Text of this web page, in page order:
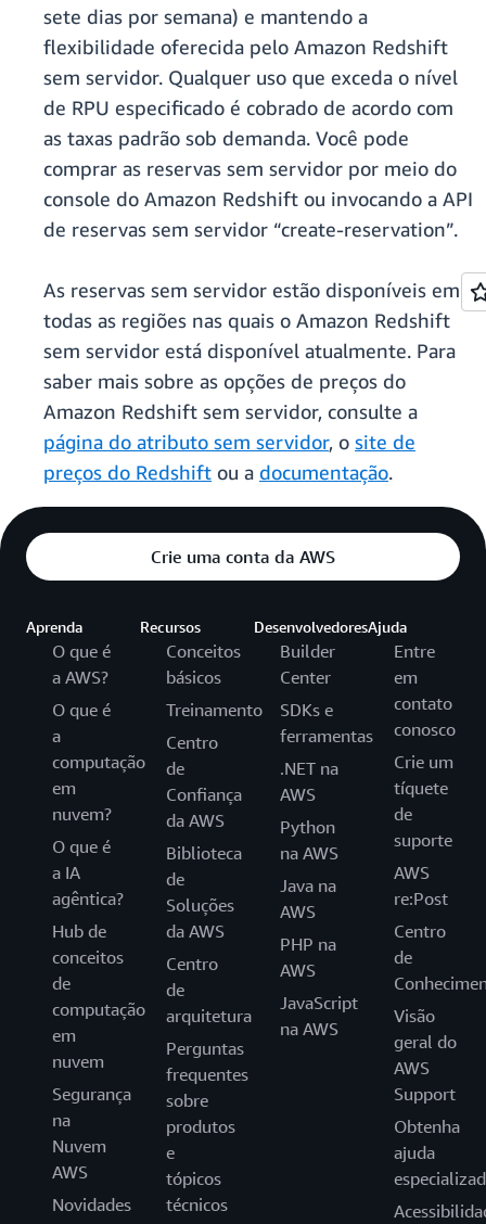
sete dias por semana) e mantendo a
flexibilidade oferecida pelo Amazon Redshift
sem servidor. Qualquer uso que exceda o nível
de RPU especificado é cobrado de acordo com
as taxas padrão sob demanda. Você pode
comprar as reservas sem servidor por meio do
console do Amazon Redshift ou invocando a API
de reservas sem servidor “create-reservation”.
As reservas sem servidor estão disponíveis em
todas as regiões nas quais o Amazon Redshift
sem servidor está disponível atualmente. Para
saber mais sobre as opções de preços do
Amazon Redshift sem servidor, consulte a
página do atributo sem servidor, o site de
preços do Redshift ou a documentação.
Crie uma conta da AWS
Aprenda
O que é
a AWS?
O que é
a
computação
em
nuvem?
O que é
a IA
agêntica?
Hub de
conceitos
de
computação
em
nuvem
Segurança
na
Nuvem
AWS
Novidades
Recursos
Conceitos
básicos
Treinamento
Centro
de
Confiança
da AWS
Biblioteca
de
Soluções
da AWS
Centro
de
arquitetura
Perguntas
frequentes
sobre
produtos
e
tópicos
técnicos
Desenvolvedores
Builder
Center
SDKs e
ferramentas
.NET na
AWS
Python
na AWS
Java na
AWS
PHP na
AWS
JavaScript
na AWS
Ajuda
Entre
em
contato
conosco
Crie um
tíquete
de
suporte
AWS
re:Post
Centro
de
Visão
geral do
AWS
Support
Obtenha
ajuda